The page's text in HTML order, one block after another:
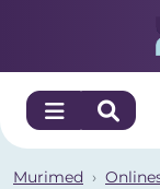
Murimed